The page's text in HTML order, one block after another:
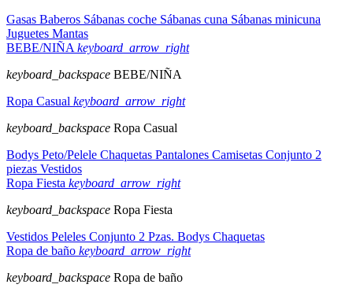
Gasas Baberos Sábanas coche Sábanas cuna Sábanas minicuna
Juguetes Mantas
BEBE/NIÑA keyboard_arrow_right
keyboard_backspace BEBE/NIÑA
Ropa Casual keyboard_arrow_right
keyboard_backspace Ropa Casual
Bodys Peto/Pelele Chaquetas Pantalones Camisetas Conjunto 2
piezas Vestidos
Ropa Fiesta keyboard_arrow_right
keyboard_backspace Ropa Fiesta
Vestidos Peleles Conjunto 2 Pzas. Bodys Chaquetas
Ropa de baño keyboard_arrow_right
keyboard_backspace Ropa de baño